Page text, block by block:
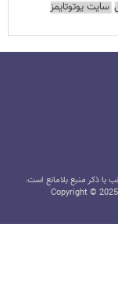
سایت یوتوتایمز
ذکر منبع بلامانع است.
Copyright ©